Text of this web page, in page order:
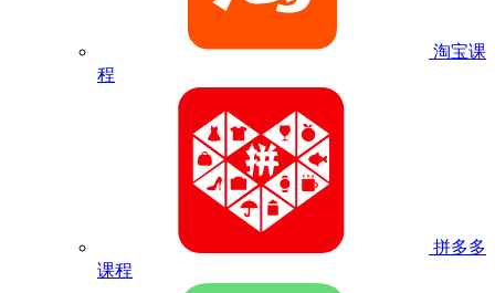
淘宝课
程
拼多多
课程